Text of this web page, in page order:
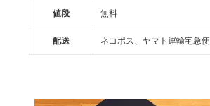
値段 無料
配送 ネコポス、ヤマト運輸宅急便